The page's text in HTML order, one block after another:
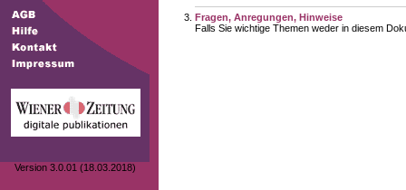
Version 3.0.01 (18.03.2018)
Fragen, Anregungen, Hinweise
Falls Sie wichtige Themen weder in diesem